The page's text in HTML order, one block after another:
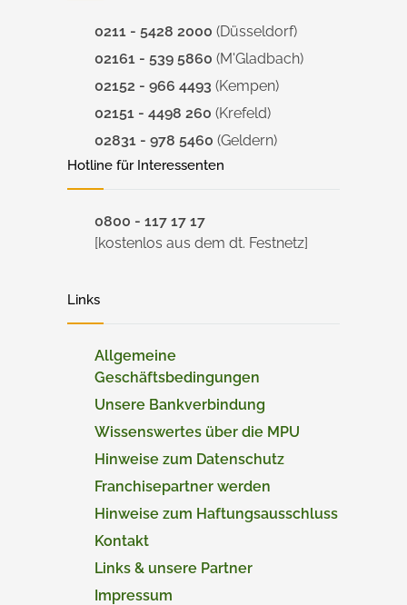
0211 - 5428 2000 (Düsseldorf)
02161 - 539 5860 (M'Gladbach)
02152 - 966 4493 (Kempen)
02151 - 4498 260 (Krefeld)
02831 - 978 5460 (Geldern)
Hotline für Interessenten
0800 - 117 17 17
[kostenlos aus dem dt. Festnetz]
Links
Allgemeine
Geschäftsbedingungen
Unsere Bankverbindung
Wissenswertes über die MPU
Hinweise zum Datenschutz
Franchisepartner werden
Hinweise zum Haftungsausschluss
Kontakt
Links & unsere Partner
Impressum